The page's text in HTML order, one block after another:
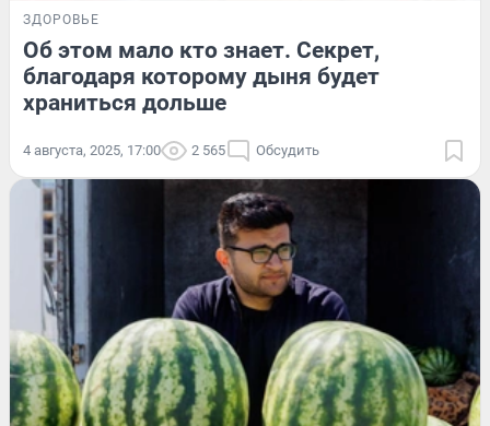
ЗДОРОВЬЕ
Об этом мало кто знает. Секрет,
благодаря которому дыня будет
храниться дольше
4 августа, 2025, 17:00 2 565 Обсудить